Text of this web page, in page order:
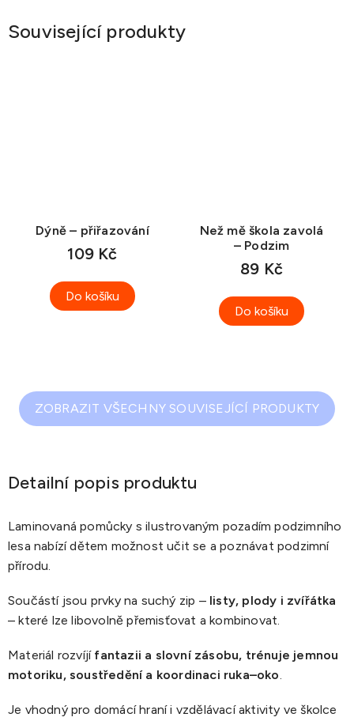
Související produkty
Dýně – přiřazování
109 Kč
Do košíku
Než mě škola zavolá
– Podzim
89 Kč
Do košíku
ZOBRAZIT VŠECHNY SOUVISEJÍCÍ PRODUKTY
Detailní popis produktu
Laminovaná pomůcky s ilustrovaným pozadím podzimního
lesa nabízí dětem možnost učit se a poznávat podzimní
přírodu.
Součástí jsou prvky na suchý zip – listy, plody i zvířátka
– které lze libovolně přemisťovat a kombinovat.
Materiál rozvíjí fantazii a slovní zásobu, trénuje jemnou
motoriku, soustředění a koordinaci ruka–oko.
Je vhodný pro domácí hraní i vzdělávací aktivity ve školce